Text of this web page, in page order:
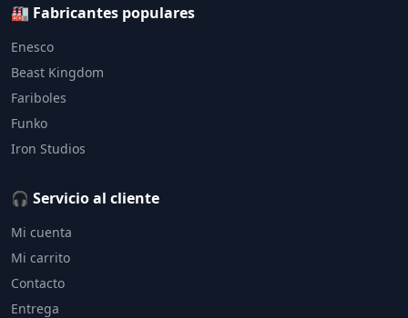
🏭 Fabricantes populares
Enesco
Beast Kingdom
Fariboles
Funko
Iron Studios
🎧 Servicio al cliente
Mi cuenta
Mi carrito
Contacto
Entrega